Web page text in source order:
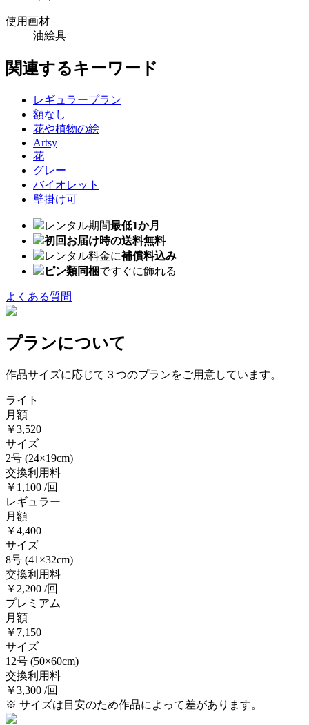
使用画材
油絵具
関連するキーワード
レギュラープラン
額なし
花や植物の絵
Artsy
花
グレー
バイオレット
壁掛け可
レンタル期間最低1か月
初回お届け時の送料無料
レンタル料金に補償料込み
ピン類同梱ですぐに飾れる
よくある質問
プランについて
作品サイズに応じて３つのプランをご用意しています。
ライト
月額
￥3,520
サイズ
2号 (24×19cm)
交換利用料
￥1,100 /回
レギュラー
月額
￥4,400
サイズ
8号 (41×32cm)
交換利用料
￥2,200 /回
プレミアム
月額
￥7,150
サイズ
12号 (50×60cm)
交換利用料
￥3,300 /回
※ サイズは目安のため作品によって差があります。